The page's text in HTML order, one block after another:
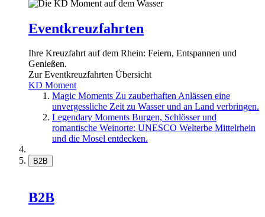
Eventkreuzfahrten
Ihre Kreuzfahrt auf dem Rhein: Feiern, Entspannen und
Genießen.
Zur Eventkreuzfahrten Übersicht
KD Moment
Magic Moments Zu zauberhaften Anlässen eine
unvergessliche Zeit zu Wasser und an Land verbringen.
Legendary Moments Burgen, Schlösser und
romantische Weinorte: UNESCO Welterbe Mittelrhein
und die Mosel entdecken.
B2B
B2B